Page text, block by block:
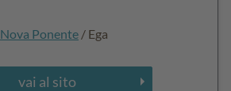
Nova Ponente / Ega
vai al sito